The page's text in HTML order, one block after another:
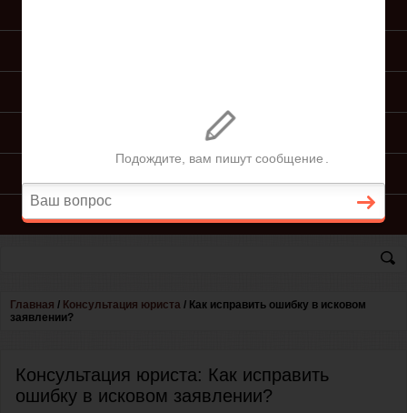
ПОДАЧА ИСКА
КОНСУЛЬТАЦИЯ ЮРИСТА
Главная / Консультация юриста / Как исправить ошибку в исковом
заявлении?
Консультация юриста: Как исправить
ошибку в исковом заявлении?